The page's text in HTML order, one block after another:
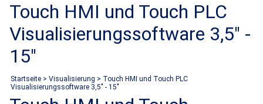
Touch HMI und Touch PLC
Visualisierungssoftware 3,5" -
15"
Startseite > Visualisierung > Touch HMI und Touch PLC
Visualisierungssoftware 3,5" - 15"